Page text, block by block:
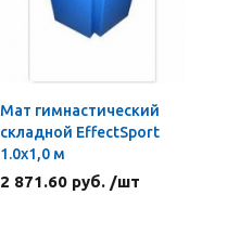
Мат гимнастический
складной EffectSport
1.0х1,0 м
2 871.60 руб. /шт